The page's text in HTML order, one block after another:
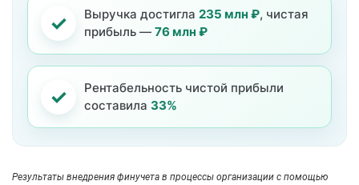
✓ Выручка достигла 235 млн ₽, чистая
прибыль — 76 млн ₽
✓
Рентабельность чистой прибыли
составила 33%
Результаты внедрения финучета в процессы организации с помощью